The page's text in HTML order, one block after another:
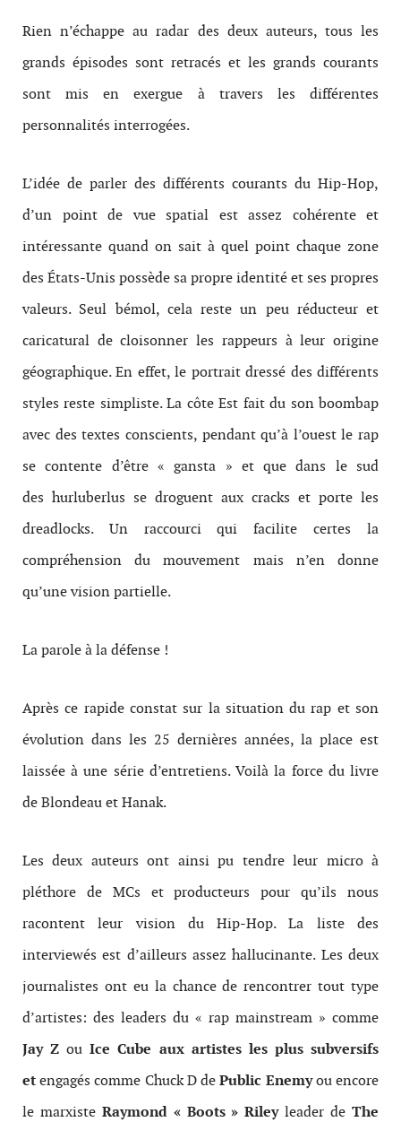
Rien n’échappe au radar des deux auteurs, tous les
grands épisodes sont retracés et les grands courants
sont mis en exergue à travers les différentes
personnalités interrogées.
L’idée de parler des différents courants du Hip-Hop,
d’un point de vue spatial est assez cohérente et
intéressante quand on sait à quel point chaque zone
des États-Unis possède sa propre identité et ses propres
valeurs. Seul bémol, cela reste un peu réducteur et
caricatural de cloisonner les rappeurs à leur origine
géographique. En effet, le portrait dressé des différents
styles reste simpliste. La côte Est fait du son boombap
avec des textes conscients, pendant qu’à l’ouest le rap
se contente d’être « gansta » et que dans le sud
des hurluberlus se droguent aux cracks et porte les
dreadlocks. Un raccourci qui facilite certes la
compréhension du mouvement mais n’en donne
qu’une vision partielle.
La parole à la défense !
Après ce rapide constat sur la situation du rap et son
évolution dans les 25 dernières années, la place est
laissée à une série d’entretiens. Voilà la force du livre
de Blondeau et Hanak.
Les deux auteurs ont ainsi pu tendre leur micro à
pléthore de MCs et producteurs pour qu’ils nous
racontent leur vision du Hip-Hop. La liste des
interviewés est d’ailleurs assez hallucinante. Les deux
journalistes ont eu la chance de rencontrer tout type
d’artistes: des leaders du « rap mainstream » comme
Jay Z ouIce Cube aux artistes les plus subversifs
etengagés comme Chuck D dePublic Enemyou encore
le marxiste Raymond « Boots » Rileyleader deThe